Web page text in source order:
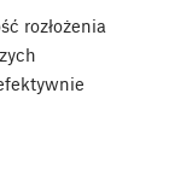
rozłożenia